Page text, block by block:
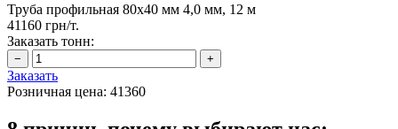
Труба профильная 80х40 мм 4,0 мм, 12 м
41160 грн/т.
Заказать тонн:
Заказать
Розничная цена: 41360